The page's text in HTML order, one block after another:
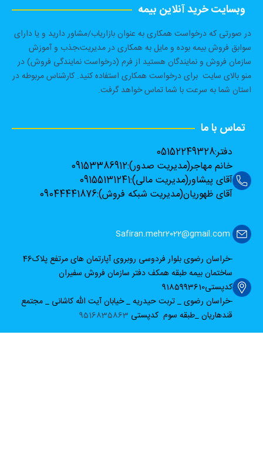
وبسایت خرید آنلاین بیمه
در صورتی که درخواست همکاری به عنوان بازاریاب/مشاور دارید و یا دارای
سوابق فروش بیمه بوده و مایل به همکاری در مدیریت،جذب و آموزش
سازمان فروش و نمایندگان هستید از فرم (درخواست نمایندگی فروش) در
منو بالای سایت برای درخواست همکاری استفاده کنید. کارشناس مربوطه در
استان شما به سرعت با شما تماس خواهد گرفت.
تماس با ما
دفتر:05152249328
خانم مهاجر(مدیریت صدور):09153386912
آقای پیشاور(مدیریت مالی):09155131241
آقای ظهوریان(مدیریت شبکه فروش):09044441876
-خراسان رضوی بلوار فردوسی روبروی آپارتمان های مرتفع پلاک46
ساختمان بیمه طبقه همکف دفتر سازمان فروش سفیران
کدپستی9185993610
-خراسان رضوی _ تربت حیدریه _ خیابان آیت الله کاشانی _ مجتمع
قندهاریان _طبقه سوم کدپستی 9516835863